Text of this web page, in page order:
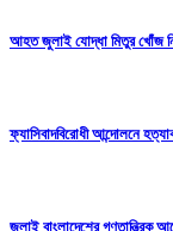
আহত জুলাই যোদ্ধা মিতুর খোঁজ
ফ্যাসিবাদবিরোধী আন্দোলনে
জুলাই বাংলাদেশের গণতান্ত্রিক